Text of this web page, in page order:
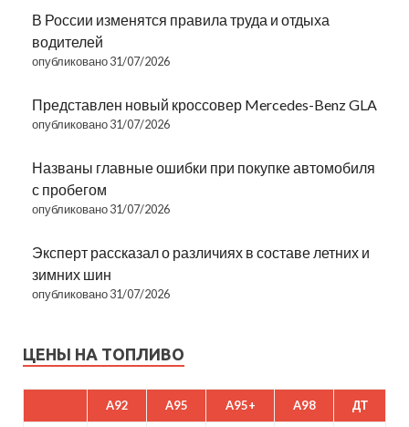
В России изменятся правила труда и отдыха
водителей
опубликовано 31/07/2026
Представлен новый кроссовер Mercedes-Benz GLA
опубликовано 31/07/2026
Названы главные ошибки при покупке автомобиля
с пробегом
опубликовано 31/07/2026
Эксперт рассказал о различиях в составе летних и
зимних шин
опубликовано 31/07/2026
ЦЕНЫ НА ТОПЛИВО
A92 A95 A95+ A98 ДТ